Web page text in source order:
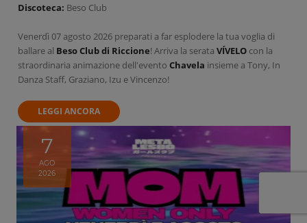
Discoteca: Beso Club
Venerdì 07 agosto 2026 preparati a far esplodere la tua voglia di
ballare al Beso Club di Riccione! Arriva la serata VÍVELOcon la
straordinaria animazione dell'evento Chavela insieme a Tony, In
Danza Staff, Graziano, Izu e Vincenzo!
LEGGI ANCORA
7
AGO
2026